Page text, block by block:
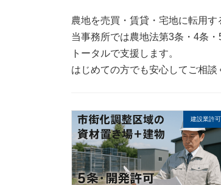
農地を売買・賃貸・宅地に転用す
当事務所では農地法第3条・4条
トータルで支援します。
はじめての方でも安心してご相談
建設業許可